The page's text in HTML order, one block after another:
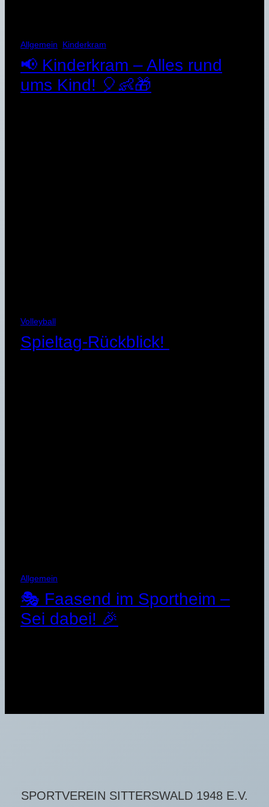
Allgemein Kinderkram
📢 Kinderkram – Alles rund
ums Kind! 🎈👶🎁
Volleyball
Spieltag-Rückblick!
Allgemein
🎭 Faasend im Sportheim –
Sei dabei! 🎉
SPORTVEREIN SITTERSWALD 1948 E.V.